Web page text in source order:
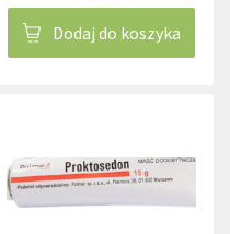
Dodaj do koszyka